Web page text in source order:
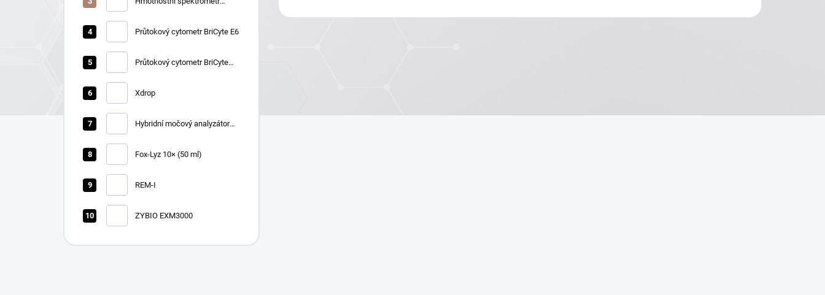
Průtokový cytometr BriCyte E6
Průtokový cytometr BriCyte
Xdrop
Hybridní močový analyzátor
Fox-Lyz 10× (50 ml)
REM-I
ZYBIO EXM3000